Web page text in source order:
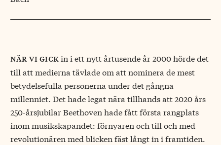
när vi gickin i ett nytt årtusende år 2000 hörde det
till att medierna tävlade om att nominera de mest
betydelsefulla personerna under det gångna
millenniet. Det hade legat nära tillhands att 2020 års
250-årsjubilar Beethoven hade fått första rangplats
inom musikskapandet: förnyaren och till och med
revolutionären med blicken fäst långt in i framtiden.